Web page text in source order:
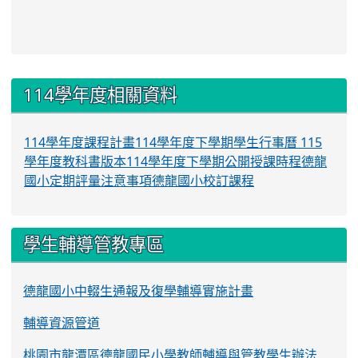
::: 114學年度相關資料
114學年度課程計畫114學年度下學期學生行事曆 115
學年度教科書版本114學年度下學期公開授課時程德龍
國小定期評量注意事項德龍國小校訂課程
學生輔導管教專區
德龍國小中輟生通報及復學輔導實施計畫
輔導資源管道